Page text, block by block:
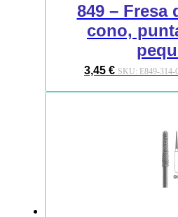
849 – Fresa
cono,
3,45 € SKU: E849-314-